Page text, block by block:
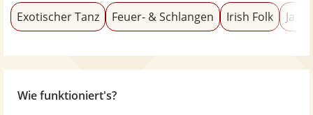
Exotischer Tanz Feuer- & Schlangen Irish Folk Jazz
Wie funktioniert's?